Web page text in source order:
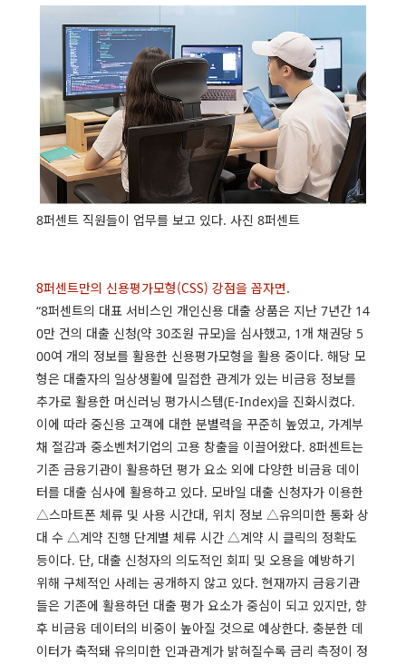
8퍼센트 직원들이 업무를 보고 있다. 사진 8퍼센트
8퍼센트만의 신용평가모형(CSS) 강점을 꼽자면.
“8퍼센트의 대표 서비스인 개인신용 대출 상품은 지난 7년간 14
0만 건의 대출 신청(약 30조원 규모)을 심사했고, 1개 채권당 5
00여 개의 정보를 활용한 신용평가모형을 활용 중이다. 해당 모
형은 대출자의 일상생활에 밀접한 관계가 있는 비금융 정보를
추가로 활용한 머신러닝 평가시스템(E-Index)을 진화시켰다.
이에 따라 중신용 고객에 대한 분별력을 꾸준히 높였고, 가계부
채 절감과 중소벤처기업의 고용 창출을 이끌어왔다. 8퍼센트는
기존 금융기관이 활용하던 평가 요소 외에 다양한 비금융 데이
터를 대출 심사에 활용하고 있다. 모바일 대출 신청자가 이용한
△스마트폰 체류 및 사용 시간대, 위치 정보 △유의미한 통화 상
대 수 △계약 진행 단계별 체류 시간 △계약 시 클릭의 정확도
등이다. 단, 대출 신청자의 의도적인 회피 및 오용을 예방하기
위해 구체적인 사례는 공개하지 않고 있다. 현재까지 금융기관
들은 기존에 활용하던 대출 평가 요소가 중심이 되고 있지만, 향
후 비금융 데이터의 비중이 높아질 것으로 예상한다. 충분한 데
이터가 축적돼 유의미한 인과관계가 밝혀질수록 금리 측정이 정